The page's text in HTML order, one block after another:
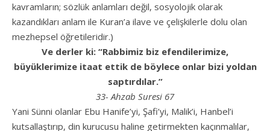
kavramların; sözlük anlamları değil, sosyolojik olarak
kazandıkları anlam ile Kuran’a ilave ve çelişkilerle dolu olan
mezhepsel öğretileridir.)
Ve derler ki: “Rabbimiz biz efendilerimize,
büyüklerimize itaat ettik de böylece onlar bizi yoldan
saptırdılar.”
33- Ahzab Suresi 67
Yani Sünni olanlar Ebu Hanife’yi, Şafi’yi, Malik’i, Hanbel’i
kutsallaştırıp, din kurucusu haline getirmekten kaçınmalılar,